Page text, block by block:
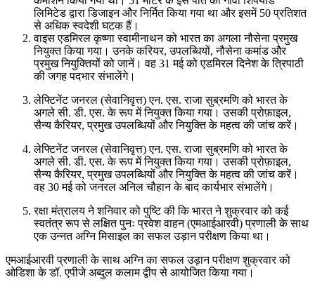
लिमिटेड द्वारा डिजाइन और निर्मित किया गया था और इसमें 50 प्रतिशत
से अधिक स्वदेशी घटक हैं।
वाइस एडमिरल कृष्णा स्वामीनाथन को भारत का अगला नौसेना प्रमुख
नियुक्त किया गया। उनके करियर, उपलब्धियों, नौसेना कमांड और
प्रमुख नियुक्तियों को जानें। वह 31 मई को एडमिरल दिनेश के त्रिपाठी
की जगह पदभार संभालेंगे।
लेफ्टिनेंट जनरल (सेवानिवृत्त) एन. एस. राजा सुब्रमणि को भारत के
अगले सी. डी. एस. के रूप में नियुक्त किया गया। उसकी प्रोफ़ाइल,
सैन्य कैरियर, प्रमुख उपलब्धियों और नियुक्ति के महत्व की जांच करें।
लेफ्टिनेंट जनरल (सेवानिवृत्त) एन. एस. राजा सुब्रमणि को भारत के
अगले सी. डी. एस. के रूप में नियुक्त किया गया। उसकी प्रोफ़ाइल,
सैन्य कैरियर, प्रमुख उपलब्धियों और नियुक्ति के महत्व की जांच करें।
वह 30 मई को जनरल अनिल चौहान के बाद कार्यभार संभालेंगे।
रक्षा मंत्रालय ने शनिवार को पुष्टि की कि भारत ने शुक्रवार को कई
स्वतंत्र रूप से लक्षित पुनः प्रवेश वाहन (एमआईआरवी) प्रणाली के साथ
एक उन्नत अग्नि मिसाइल का सफल उड़ान परीक्षण किया था।
एमआईआरवी प्रणाली के साथ अग्नि का सफल उड़ान परीक्षण शुक्रवार को
ओडिशा के डॉ. एपीजे अब्दुल कलाम द्वीप से आयोजित किया गया।